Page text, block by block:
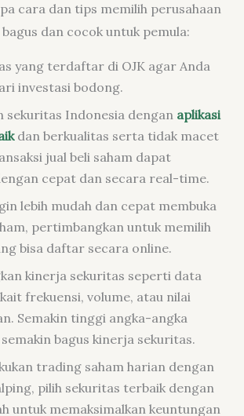
cara dan tips memilih perusahaan
dan cocok untuk pemula:
yang terdaftar di OJK agar Anda
investasi bodong.
sekuritas Indonesia dengan aplikasi
dan berkualitas serta tidak macet
jual beli saham dapat
cepat dan secara real-time.
lebih mudah dan cepat membuka
pertimbangkan untuk memilih
bisa daftar secara online.
kinerja sekuritas seperti data
frekuensi, volume, atau nilai
Semakin tinggi angka-angka
bagus kinerja sekuritas.
trading saham harian dengan
pilih sekuritas terbaik dengan
untuk memaksimalkan keuntungan